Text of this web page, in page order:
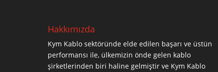
Hakkımızda
Kym Kablo sektöründe elde edilen başarı ve üstün
performansı ile, ülkemizin önde gelen kablo
şirketlerinden biri haline gelmiştir ve Kym Kablo